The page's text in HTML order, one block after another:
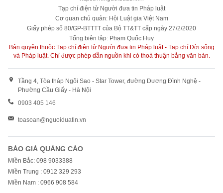
Tạp chí điện tử Người đưa tin Pháp luật
Cơ quan chủ quản: Hội Luật gia Việt Nam
Giấy phép số 80/GP-BTTTT của Bộ TT&TT cấp ngày 27/2/2020
Tổng biên tập: Phạm Quốc Huy
Bản quyền thuộc Tạp chí điện tử Người đưa tin Pháp luật - Tạp chí Đời sống
và Pháp luật. Chỉ được phép dẫn nguồn khi có thoả thuận bằng văn bản.
Tầng 4, Tòa tháp Ngôi Sao - Star Tower, đường Dương Đình Nghệ -
Phường Cầu Giấy - Hà Nội
0903 405 146
toasoan@nguoiduatin.vn
BÁO GIÁ QUẢNG CÁO
Miền Bắc: 098 9033388
Miền Trung : 0912 329 293
Miền Nam : 0966 908 584